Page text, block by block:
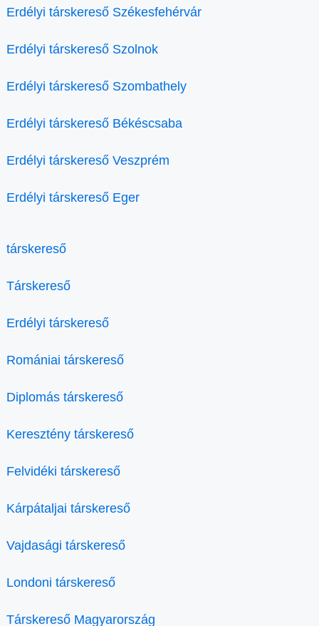
Erdélyi társkereső Székesfehérvár
Erdélyi társkereső Szolnok
Erdélyi társkereső Szombathely
Erdélyi társkereső Békéscsaba
Erdélyi társkereső Veszprém
Erdélyi társkereső Eger
társkereső
Társkereső
Erdélyi társkereső
Romániai társkereső
Diplomás társkereső
Keresztény társkereső
Felvidéki társkereső
Kárpátaljai társkereső
Vajdasági társkereső
Londoni társkereső
Társkereső Magyarország